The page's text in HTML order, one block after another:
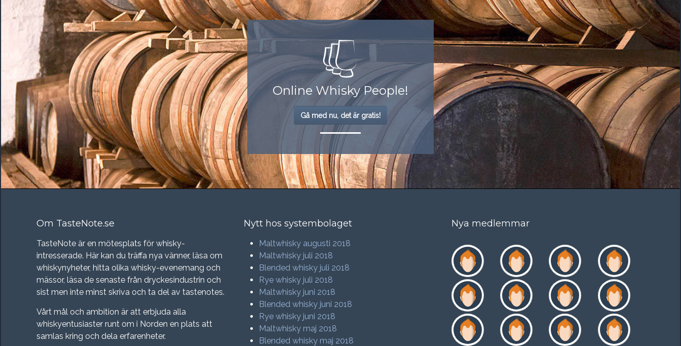
Online Whisky People!
Gå med nu, det är gratis!
Om TasteNote.se
TasteNote är en mötesplats för whisky-
intresserade. Här kan du träffa nya vänner, läsa om
whiskynyheter, hitta olika whisky-evenemang och
mässor, läsa de senaste från dryckesindustrin och
sist men inte minst skriva och ta del av tastenotes.
Vårt mål och ambition är att erbjuda alla
whiskyentusiaster runt om i Norden en plats att
samlas kring och dela erfarenheter.
Nytt hos systembolaget
Maltwhisky augusti 2018
Maltwhisky juli 2018
Blended whisky juli 2018
Rye whisky juli 2018
Maltwhisky juni 2018
Blended whisky juni 2018
Rye whisky juni 2018
Maltwhisky maj 2018
Blended whisky maj 2018
Nya medlemmar